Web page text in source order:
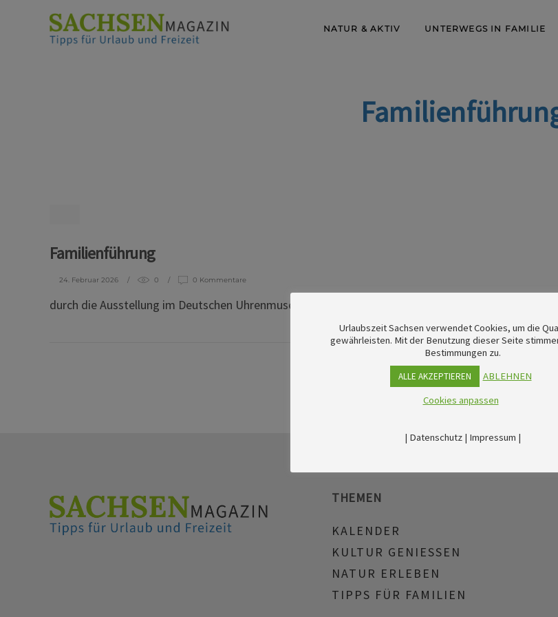
NATUR & AKTIV UNTERWEGS IN FAMILIE
Familienführung
24. Februar 2026 0 0 Kommentare
durch die Ausstellung im Deutschen Uhrenmuseum Glashütte/Sa., Beginn 14 Uhr, ca. 60 min
THEMEN
KALENDER
KULTUR GENIESSEN
NATUR ERLEBEN
TIPPS FÜR FAMILIEN
Urlaubszeit Sachsen verwendet Cookies, um die
gewährleisten. Mit der Benutzung dieser Seite
Bestimmungen zu.
ALLE AKZEPTIEREN
ABLEHNEN
Cookies anpassen
| Datenschutz| Impressum |